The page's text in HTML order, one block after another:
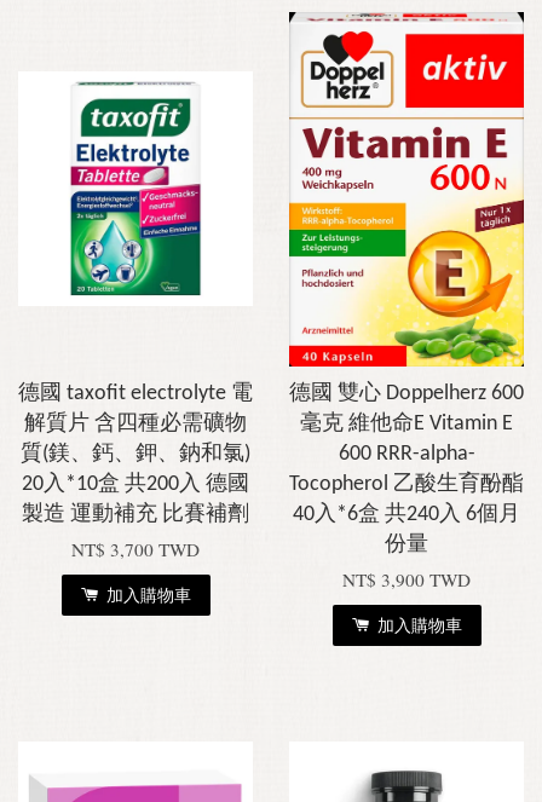
德國 taxofit electrolyte 電
解質片 含四種必需礦物
質(鎂、鈣、鉀、鈉和氯)
20入*10盒 共200入 德國
製造 運動補充 比賽補劑
NT$ 3,700 TWD
加入購物車
德國 雙心 Doppelherz 600
毫克 維他命E Vitamin E
600 RRR-alpha-
Tocopherol 乙酸生育酚酯
40入*6盒 共240入 6個月
份量
NT$ 3,900 TWD
加入購物車